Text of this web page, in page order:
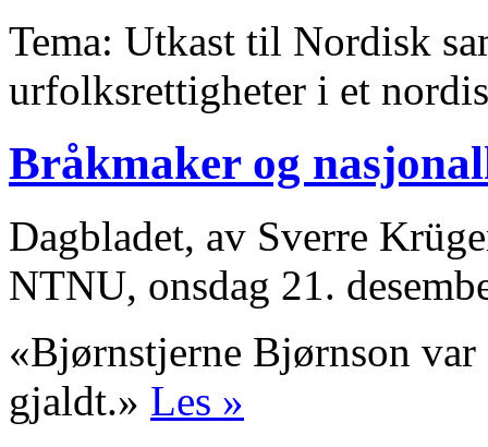
Tema: Utkast til Nordisk
urfolksrettigheter i et
Bråkmaker og
Dagbladet, av Sverre
NTNU, onsdag 21.
«Bjørnstjerne Bjørnson
gjaldt.» Les »